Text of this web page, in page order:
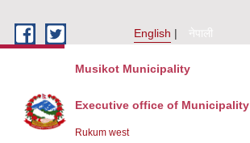
English
नेपाली
Musikot Municipality
Executive office of Municipality
Rukum west